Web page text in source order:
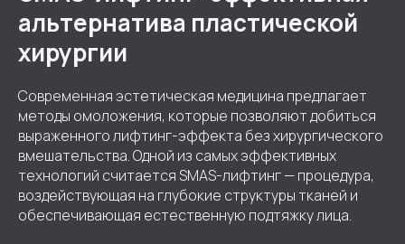
альтернатива пластической
хирургии
Современная эстетическая медицина предлагает
методы омоложения, которые позволяют добиться
выраженного лифтинг-эффекта без хирургического
вмешательства. Одной из самых эффективных
технологий считается SMAS-лифтинг — процедура,
воздействующая на глубокие структуры тканей и
обеспечивающая естественную подтяжку лица.